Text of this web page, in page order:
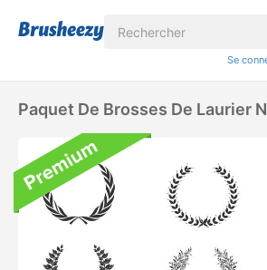
Se
Paquet De Brosses De Laurier